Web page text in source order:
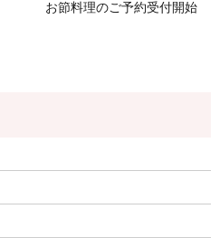
お節料理のご予約受付開始